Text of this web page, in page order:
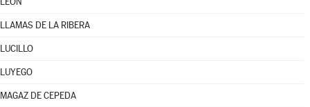
LLAMAS DE LA RIBERA
LUCILLO
LUYEGO
MAGAZ DE CEPEDA